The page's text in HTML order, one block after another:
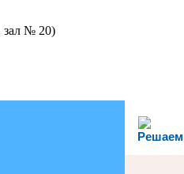
зал № 20)
Решаем